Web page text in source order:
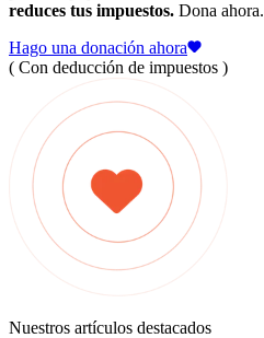
reduces tus impuestos. Dona ahora.
Hago una donación ahora
( Con deducción de impuestos )
Nuestros artículos destacados